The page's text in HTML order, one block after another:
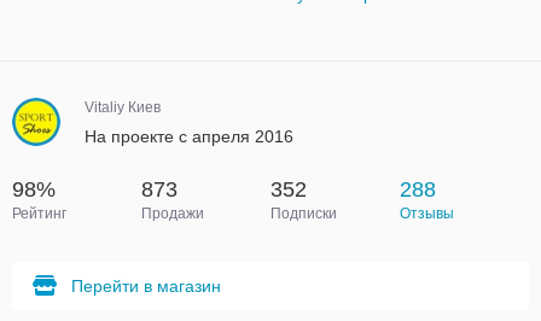
Vitaliy Киев
На проекте с апреля 2016
98%
Рейтинг
873
Продажи
352
Подписки
288
Отзывы
Перейти в магазин